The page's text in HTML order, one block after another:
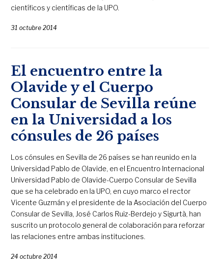
científicos y científicas de la UPO.
31 octubre 2014
El encuentro entre la
Olavide y el Cuerpo
Consular de Sevilla reúne
en la Universidad a los
cónsules de 26 países
Los cónsules en Sevilla de 26 países se han reunido en la
Universidad Pablo de Olavide, en el Encuentro Internacional
Universidad Pablo de Olavide-Cuerpo Consular de Sevilla
que se ha celebrado en la UPO, en cuyo marco el rector
Vicente Guzmán y el presidente de la Asociación del Cuerpo
Consular de Sevilla, José Carlos Ruiz-Berdejo y Sigurtà, han
suscrito un protocolo general de colaboración para reforzar
las relaciones entre ambas instituciones.
24 octubre 2014